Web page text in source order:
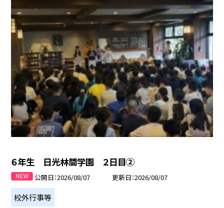
６年生 日光林間学園 ２日目②
公開日 2026/08/07 更新日 2026/08/07
校外行事等